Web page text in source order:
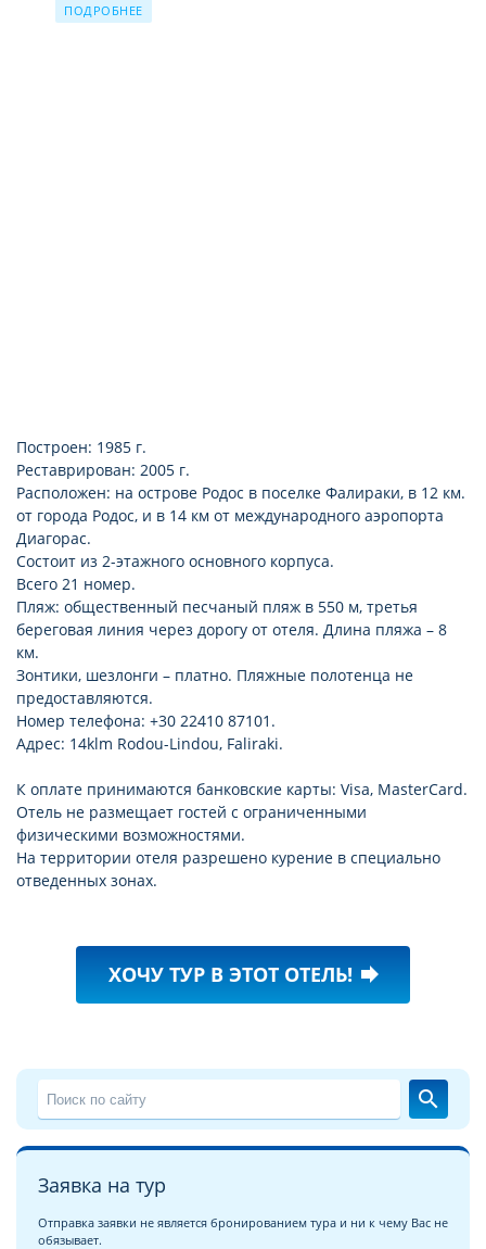
мини-холодильник (бесплатно)
ПОДРОБНЕЕ
Построен: 1985 г.
Реставрирован: 2005 г.
Расположен: на острове Родос в поселке Фалираки, в 12 км.
от города Родос, и в 14 км от международного аэропорта
Диагорас.
Состоит из 2-этажного основного корпуса.
Всего 21 номер.
Пляж: общественный песчаный пляж в 550 м, третья
береговая линия через дорогу от отеля. Длина пляжа – 8
км.
Зонтики, шезлонги – платно. Пляжные полотенца не
предоставляются.
Номер телефона: +30 22410 87101.
Адрес: 14klm Rodou-Lindou, Faliraki.
К оплате принимаются банковские карты: Visa, MasterCard.
Отель не размещает гостей с ограниченными
физическими возможностями.
На территории отеля разрешено курение в специально
отведенных зонах.
ХОЧУ ТУР В ЭТОТ ОТЕЛЬ! forward
search
Заявка на тур
Отправка заявки не является бронированием тура и ни к чему Вас не
обязывает.